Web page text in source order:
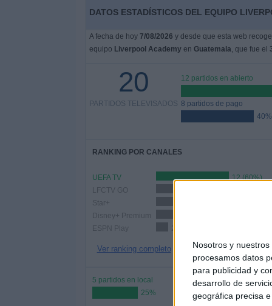
Nosotros y nuestros
procesamos datos
para publicidad y
desarrollo de
geográfica precisa
DATOS ESTADÍSTICOS DEL EQUIPO
A fecha de hoy 7/08/2026 y desde que esta web
equipo Liverpool Academyen Guatemala, que fue el
20
PARTIDOS TELEVISADOS
12 partidos en abierto
8 partidos de pago
40%
RANKING POR CANALES
UEFA TV
12 (60%)
LFCTV GO
Star+
Disney+ Premium
ESPN Play
2 (10%)
Ver ranking completo
5 partidos en local
25%